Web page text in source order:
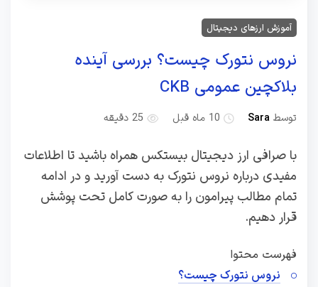
آموزش ارزهای دیجیتال
نروس نتورک چیست؟ بررسی آینده
بلاکچین عمومی CKB
توسط Sara 10 ماه قبل 25 دقیقه
با صرافی ارز دیجیتال بیستکس همراه باشید تا اطلاعات
مفیدی درباره نروس نتورک به دست آورید و در ادامه
تمام مطالب پیرامون را به صورت کامل تحت پوشش
قرار دهیم.
فهرست محتوا
نروس نتورک چیست؟